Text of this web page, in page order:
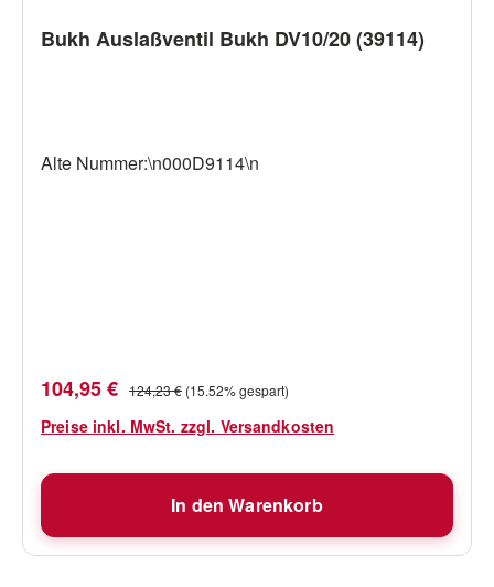
Bukh Auslaßventil Bukh DV10/20 (39114)
Alte Nummer:\n000D9114\n
Verkaufspreis:
104,95 € Regulärer Preis:
124,23 € (15.52% gespart)
Preise inkl. MwSt. zzgl. Versandkosten
In den Warenkorb